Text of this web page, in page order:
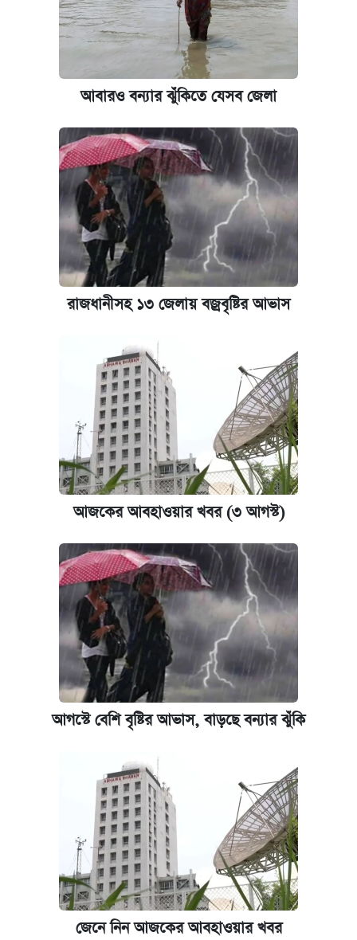
আবারও বন্যার ঝুঁকিতে যেসব জেলা
রাজধানীসহ ১৩ জেলায় বজ্রবৃষ্টির আভাস
আজকের আবহাওয়ার খবর (৩ আগস্ট)
আগস্টে বেশি বৃষ্টির আভাস, বাড়ছে বন্যার ঝুঁকি
জেনে নিন আজকের আবহাওয়ার খবর